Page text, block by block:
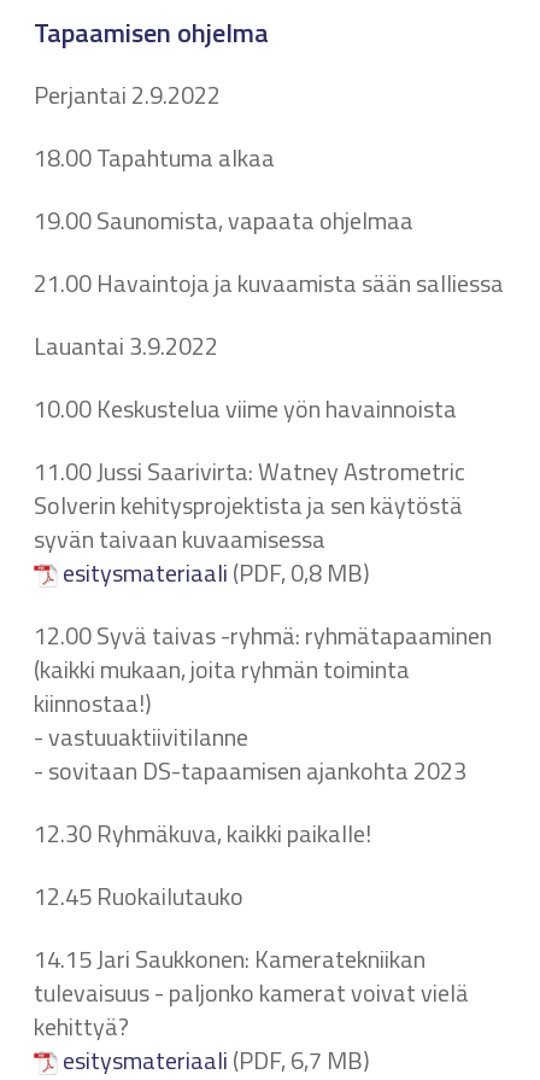
Tapaamisen ohjelma
Perjantai 2.9.2022
18.00 Tapahtuma alkaa
19.00 Saunomista, vapaata ohjelmaa
21.00 Havaintoja ja kuvaamista sään salliessa
Lauantai 3.9.2022
10.00 Keskustelua viime yön havainnoista
11.00 Jussi Saarivirta: Watney Astrometric
Solverin kehitysprojektista ja sen käytöstä
syvän taivaan kuvaamisessa
esitysmateriaali(PDF, 0,8 MB)
12.00 Syvä taivas -ryhmä: ryhmätapaaminen
(kaikki mukaan, joita ryhmän toiminta
kiinnostaa!)
- vastuuaktiivitilanne
- sovitaan DS-tapaamisen ajankohta 2023
12.30 Ryhmäkuva, kaikki paikalle!
12.45 Ruokailutauko
14.15 Jari Saukkonen: Kameratekniikan
tulevaisuus - paljonko kamerat voivat vielä
kehittyä?
esitysmateriaali(PDF, 6,7 MB)